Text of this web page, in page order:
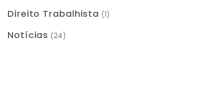
Direito Trabalhista (1)
Notícias (24)